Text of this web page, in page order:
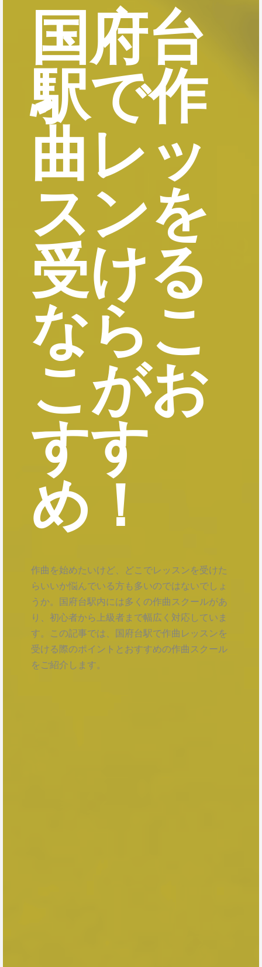
国府台
駅で作
曲レッ
スンを
受ける
ならこ
こがお
すす
め！
作曲を始めたいけど、どこでレッスンを受けた
らいいか悩んでいる方も多いのではないでしょ
うか。国府台駅内には多くの作曲スクールがあ
り、初心者から上級者まで幅広く対応していま
す。この記事では、国府台駅で作曲レッスンを
受ける際のポイントとおすすめの作曲スクール
をご紹介します。